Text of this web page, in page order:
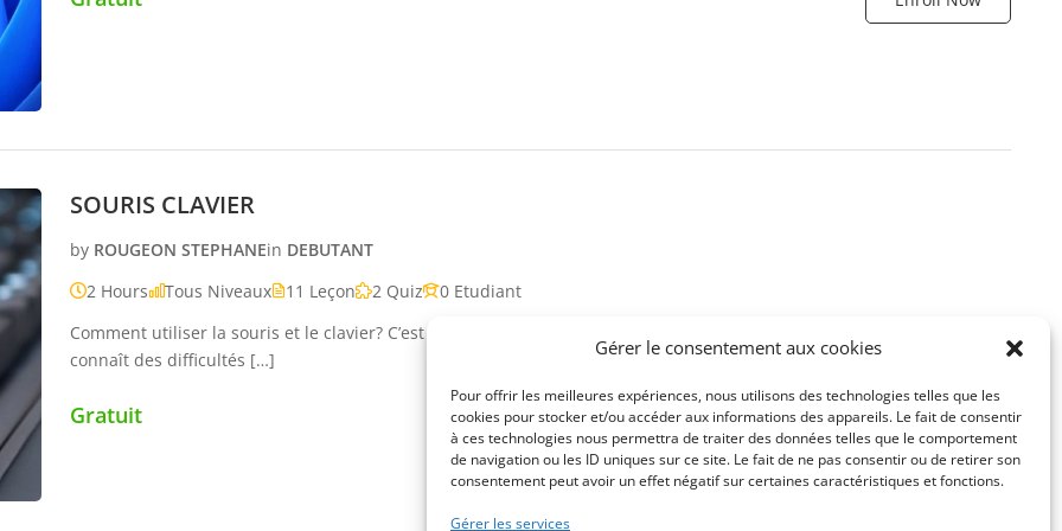
Gérer le consentement aux cookies
Pour offrir les meilleures expériences, nous utilisons des technologies telles que les
cookies pour stocker et/ou accéder aux informations des appareils. Le fait de consentir
à ces technologies nous permettra de traiter des données telles que le comportement
de navigation ou les ID uniques sur ce site. Le fait de ne pas consentir ou de retirer son
consentement peut avoir un effet négatif sur certaines caractéristiques et fonctions.
Gérer les services
SOURIS CLAVIER
by ROUGEON STEPHANEin DEBUTANT
2 Hours
Tous Niveaux 11 Leçon 2 Quiz
0 Etudiant
Comment utiliser la souris et le clavier? C’est la première étape dans l’utilisation d’un ordinateur. Tout débutant
connaît des difficultés […]
Gratuit Start Learning